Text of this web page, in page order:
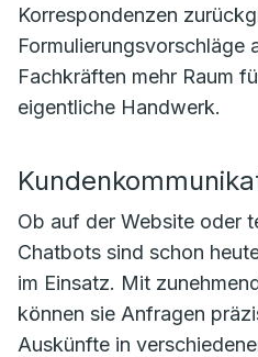
Korrespondenzen
Formulierungsvorschläge
Fachkräften mehr Raum
eigentliche Handwerk.
Ob auf der Website oder
Chatbots sind schon
im Einsatz. Mit
können sie Anfragen
Auskünfte in